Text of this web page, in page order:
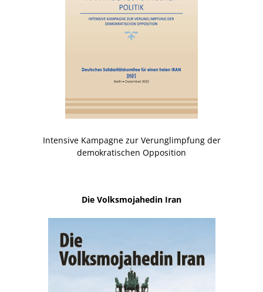
Intensive Kampagne zur Verunglimpfung der
demokratischen Opposition
Die Volksmojahedin Iran